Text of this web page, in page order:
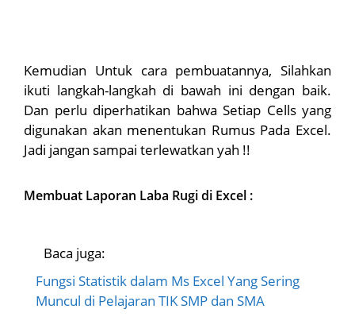
Kemudian Untuk cara pembuatannya, Silahkan
ikuti langkah-langkah di bawah ini dengan baik.
Dan perlu diperhatikan bahwa Setiap Cells yang
digunakan akan menentukan Rumus Pada Excel.
Jadi jangan sampai terlewatkan yah !!
Membuat Laporan Laba Rugi di Excel :
Baca juga:
Fungsi Statistik dalam Ms Excel Yang Sering
Muncul di Pelajaran TIK SMP dan SMA